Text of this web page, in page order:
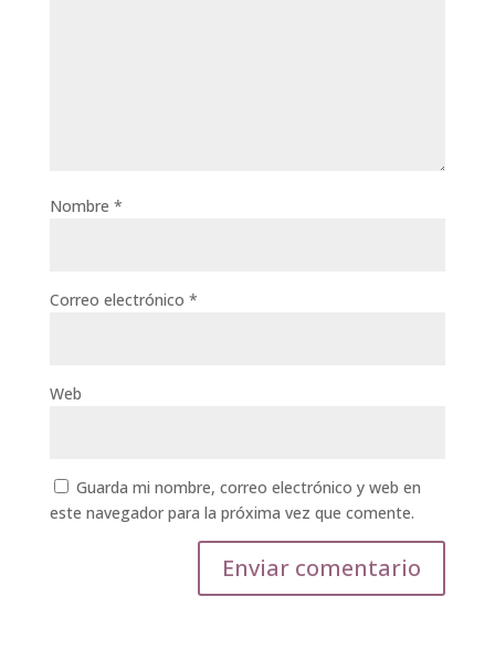
Nombre *
Correo electrónico *
Web
Guarda mi nombre, correo electrónico y web en
este navegador para la próxima vez que comente.